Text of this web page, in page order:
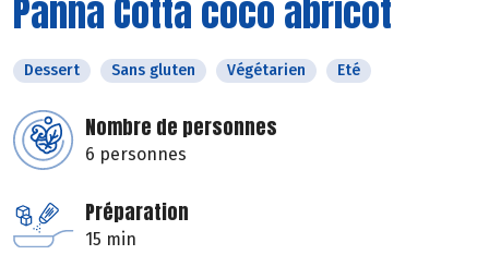
Panna Cotta coco abricot
Dessert Sans gluten Végétarien Eté
Nombre de personnes
6 personnes
Préparation
15 min